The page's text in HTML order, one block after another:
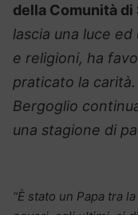
della Comunità di
lascia una luce
e religioni, ha
praticato la carità.
Bergoglio
una stagione di
“È stato un Papa tra